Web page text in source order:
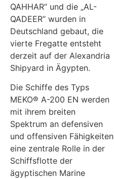
QAHHAR“ und die „AL-
QADEER“ wurden in
Deutschland gebaut, die
vierte Fregatte entsteht
derzeit auf der Alexandria
Shipyard in Ägypten.
Die Schiffe des Typs
MEKO® A-200 EN werden
mit ihrem breiten
Spektrum an defensiven
und offensiven Fähigkeiten
eine zentrale Rolle in der
Schiffsflotte der
ägyptischen Marine